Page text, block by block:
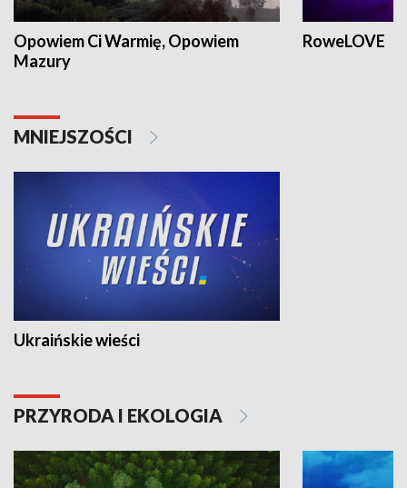
Opowiem Ci Warmię, Opowiem
Mazury
RoweLOVE
MNIEJSZOŚCI
Ukraińskie wieści
PRZYRODA I EKOLOGIA